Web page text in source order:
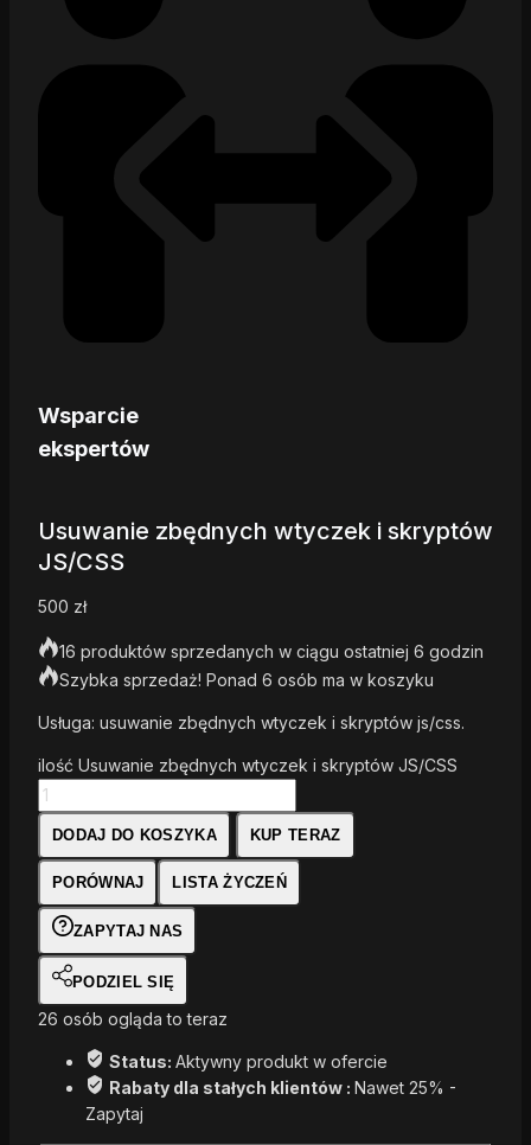
Wsparcie
ekspertów
Usuwanie zbędnych wtyczek i skryptów
JS/CSS
500 zł
16 produktów sprzedanych w ciągu ostatniej 6 godzin
Szybka sprzedaż! Ponad 6 osób ma w koszyku
Usługa: usuwanie zbędnych wtyczek i skryptów js/css.
ilość Usuwanie zbędnych wtyczek i skryptów JS/CSS
DODAJ DO KOSZYKA KUP TERAZ
PORÓWNAJ LISTA ŻYCZEŃ
ZAPYTAJ NAS
PODZIEL SIĘ
26 osób ogląda to teraz
Status: Aktywny produkt w ofercie
Rabaty dla stałych klientów : Nawet 25% -
Zapytaj